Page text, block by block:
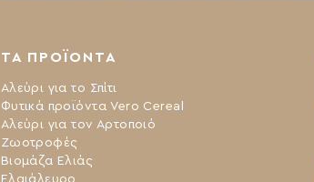
ΤΑ ΠΡΟΪΟΝΤΑ
Αλεύρι για το Σπίτι
Φυτικά προϊόντα Vero Cereal
Αλεύρι για τον Αρτοποιό
Ζωοτροφές
Βιομάζα Ελιάς